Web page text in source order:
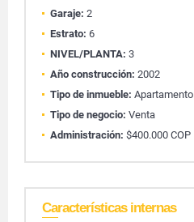
Garaje: 2
Estrato: 6
NIVEL/PLANTA: 3
Año construcción: 2002
Tipo de inmueble: Apartamento
Tipo de negocio: Venta
Administración: $400.000 COP
Características internas